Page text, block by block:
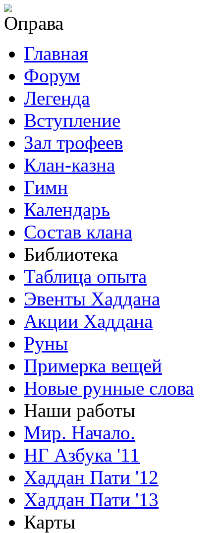
Главная
Форум
Легенда
Вступление
Зал трофеев
Клан-казна
Гимн
Календарь
Состав клана
Библиотека
Таблица опыта
Эвенты Хаддана
Акции Хаддана
Руны
Примерка вещей
Новые рунные слова
Наши работы
Мир. Начало.
НГ Азбука '11
Хаддан Пати '12
Хаддан Пати '13
Карты